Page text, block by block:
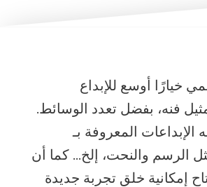
خيارًا أوسع للإبداع
فنه، بفضل تعدد الوسائط.
الإبداعات المعروفة بـ
الرسم والنحت، إلخ… كما أن
إمكانية خلق تجربة جديدة